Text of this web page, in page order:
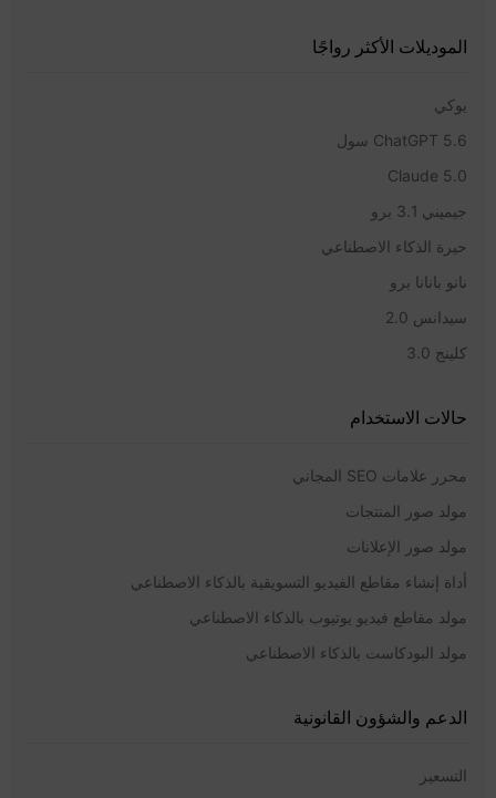
الموديلات الأكثر رواجًا
يوكي
ChatGPT 5.6 سول
Claude 5.0
جيميني 3.1 برو
حيرة الذكاء الاصطناعي
نانو بانانا برو
سيدانس 2.0
كلينج 3.0
حالات الاستخدام
محرر علامات SEO المجاني
مولد صور المنتجات
مولد صور الإعلانات
أداة إنشاء مقاطع الفيديو التسويقية بالذكاء الاصطناعي
مولد مقاطع فيديو يوتيوب بالذكاء الاصطناعي
مولد البودكاست بالذكاء الاصطناعي
الدعم والشؤون القانونية
التسعير